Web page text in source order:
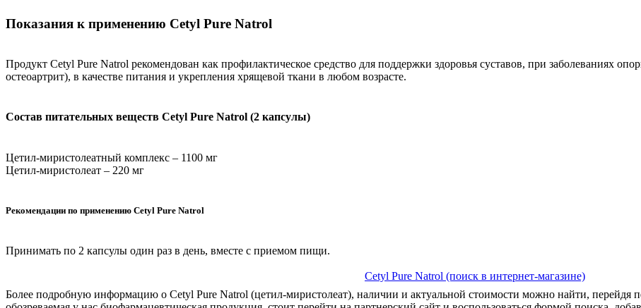
Показания к применению Cetyl Pure Natrol
Продукт Cetyl Pure Natrol рекомендован как профилактическое средство для поддержки здоровья суставов, при заболеваниях
остеоартрит), в качестве питания и укрепления хрящевой ткани в любом возрасте.
Состав питательных веществ Cetyl Pure Natrol (2 капсулы)
Цетил-миристолеатный комплекс – 1100 мг
Цетил-миристолеат – 220 мг
Рекомендации по применению Cetyl Pure Natrol
Принимать по 2 капсулы один раз в день, вместе с приемом пищи.
Cetyl Pure Natrol (поиск в интернет-магазине)
Более подробную информацию о Cetyl Pure Natrol (цетил-миристолеат), наличии и актуальной стоимости можно найти, перейдя